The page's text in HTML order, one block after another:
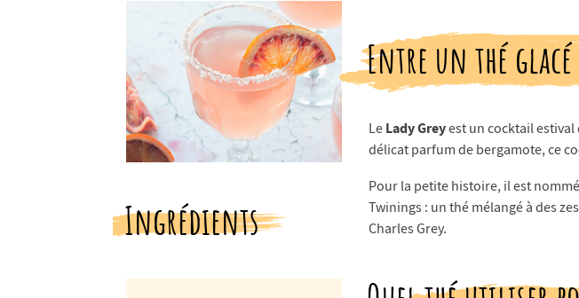
Ingrédients
Entre un thé
Le Lady Greyest un cocktail estival
délicat parfum de bergamote, ce
Pour la petite histoire, il est
Twinings : un thé mélangé à des
Charles Grey.